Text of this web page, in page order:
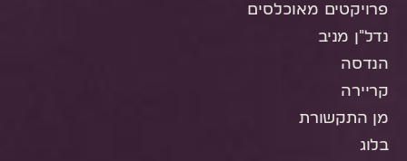
פרויקטים מאוכלסים
נדל"ן מניב
הנדסה
קריירה
מן התקשורת
בלוג